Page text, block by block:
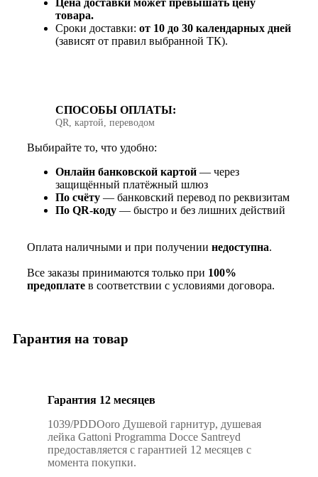
Цена доставки может превышать цену
товара.
Сроки доставки: от 10 до 30 календарных дней
(зависят от правил выбранной ТК).
СПОСОБЫ ОПЛАТЫ:
QR, картой, переводом
Выбирайте то, что удобно:
Онлайн банковской картой — через
защищённый платёжный шлюз
По счёту — банковский перевод по реквизитам
По QR‑коду — быстро и без лишних действий
Оплата наличными и при получении недоступна.
Все заказы принимаются только при 100%
предоплате в соответствии с условиями договора.
Гарантия на товар
Гарантия 12 месяцев
1039/PDDOoro Душевой гарнитур, душевая
лейка Gattoni Programma Docce Santreyd
предоставляется с гарантией 12 месяцев с
момента покупки.